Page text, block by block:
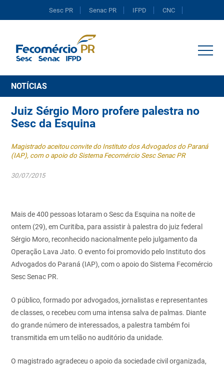
Sesc PR Senac PR IFPD CNC
NOTÍCIAS
Juiz Sérgio Moro profere palestra no
Sesc da Esquina
Magistrado aceitou convite do Instituto dos Advogados do Paraná
(IAP), com o apoio do Sistema Fecomércio Sesc Senac PR
30/07/2015
Mais de 400 pessoas lotaram o Sesc da Esquina na noite de
ontem (29), em Curitiba, para assistir à palestra do juiz federal
Sérgio Moro, reconhecido nacionalmente pelo julgamento da
Operação Lava Jato. O evento foi promovido pelo Instituto dos
Advogados do Paraná (IAP), com o apoio do Sistema Fecomércio
Sesc Senac PR.
O público, formado por advogados, jornalistas e representantes
de classes, o recebeu com uma intensa salva de palmas. Diante
do grande número de interessados, a palestra também foi
transmitida em um telão no auditório da unidade.
O magistrado agradeceu o apoio da sociedade civil organizada,